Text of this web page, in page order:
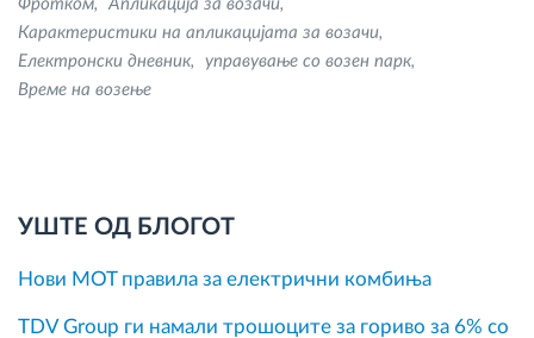
Фротком
Апликација за возачи
Карактеристики на апликацијата за возачи
Електронски дневник
управување со возен парк
Време на возење
УШТЕ ОД БЛОГОТ
Нови MOT правила за електрични комбиња
TDV Group ги намали трошоците за гориво за 6% со